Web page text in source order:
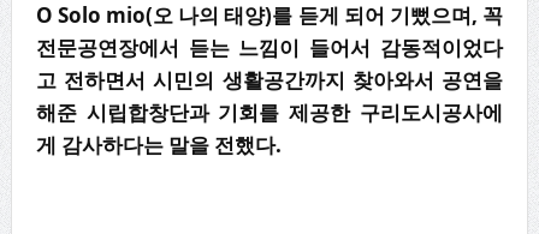
O Solo mio(오 나의 태양)를 듣게 되어 기뻤으며, 꼭
전문공연장에서 듣는 느낌이 들어서 감동적이었다
고 전하면서 시민의 생활공간까지 찾아와서 공연을
해준 시립합창단과 기회를 제공한 구리도시공사에
게 감사하다는 말을 전했다.